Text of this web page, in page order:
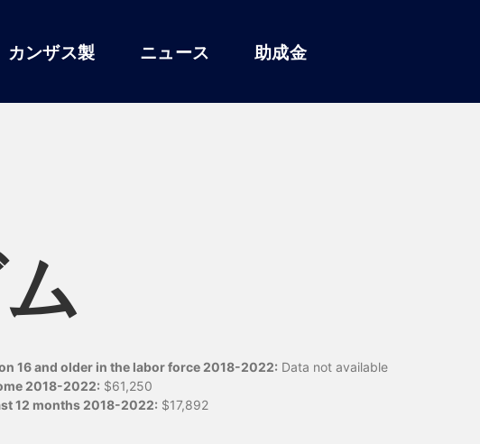
カンザス製 ニュース 助成金
16 and older in the labor force 2018-2022: Data not available
2018-2022: $61,250
12 months 2018-2022: $17,892